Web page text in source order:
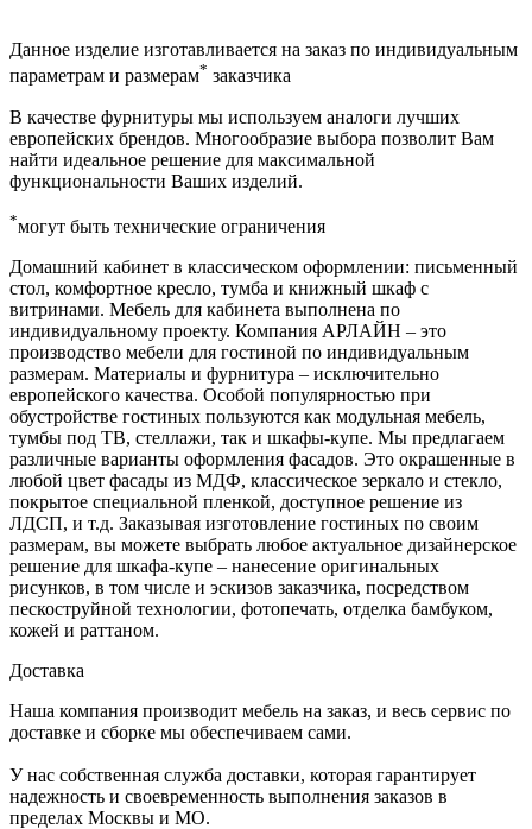
Данное изделие изготавливается на заказ по индивидуальным
параметрам и размерам* заказчика
В качестве фурнитуры мы используем аналоги лучших
европейских брендов. Многообразие выбора позволит Вам
найти идеальное решение для максимальной
функциональности Ваших изделий.
*могут быть технические ограничения
Домашний кабинет в классическом оформлении: письменный
стол, комфортное кресло, тумба и книжный шкаф с
витринами. Мебель для кабинета выполнена по
индивидуальному проекту. Компания АРЛАЙН – это
производство мебели для гостиной по индивидуальным
размерам. Материалы и фурнитура – исключительно
европейского качества. Особой популярностью при
обустройстве гостиных пользуются как модульная мебель,
тумбы под ТВ, стеллажи, так и шкафы-купе. Мы предлагаем
различные варианты оформления фасадов. Это окрашенные в
любой цвет фасады из МДФ, классическое зеркало и стекло,
покрытое специальной пленкой, доступное решение из
ЛДСП, и т.д. Заказывая изготовление гостиных по своим
размерам, вы можете выбрать любое актуальное дизайнерское
решение для шкафа-купе – нанесение оригинальных
рисунков, в том числе и эскизов заказчика, посредством
пескоструйной технологии, фотопечать, отделка бамбуком,
кожей и раттаном.
Доставка
Наша компания производит мебель на заказ, и весь сервис по
доставке и сборке мы обеспечиваем сами.
У нас собственная служба доставки, которая гарантирует
надежность и своевременность выполнения заказов в
пределах Москвы и МО.